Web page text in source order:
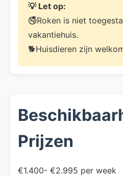
💡 Let op:
🚭Roken is niet
vakantiehuis.
🐕Huisdieren zijn
Prijzen
€1.400- €2.995 per week